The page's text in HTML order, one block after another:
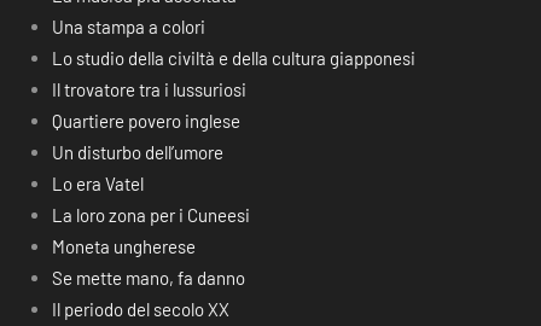
Una stampa a colori
Lo studio della civiltà e della cultura giapponesi
Il trovatore tra i lussuriosi
Quartiere povero inglese
Un disturbo dell’umore
Lo era Vatel
La loro zona per i Cuneesi
Moneta ungherese
Se mette mano, fa danno
Il periodo del secolo XX